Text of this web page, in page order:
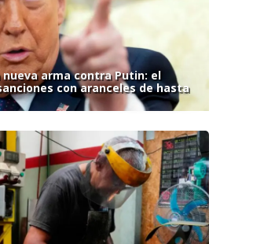
arma contra Putin: el
con aranceles de hasta